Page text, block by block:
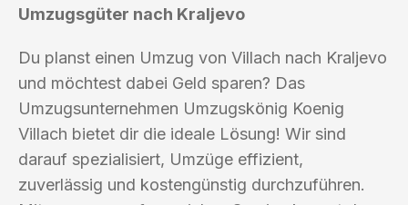
Umzugsgüter nach Kraljevo
Du planst einen Umzug von Villach nach Kraljevo
und möchtest dabei Geld sparen? Das
Umzugsunternehmen Umzugskönig Koenig
Villach bietet dir die ideale Lösung! Wir sind
darauf spezialisiert, Umzüge effizient,
zuverlässig und kostengünstig durchzuführen.